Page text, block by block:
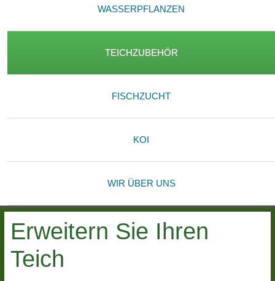
WASSERPFLANZEN
TEICHZUBEHÖR
FISCHZUCHT
KOI
WIR ÜBER UNS
Erweitern Sie Ihren
Teich